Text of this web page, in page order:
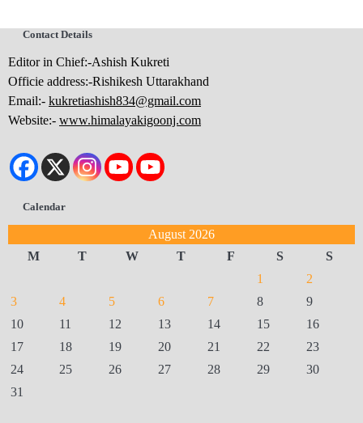
Contact Details
Editor in Chief:-Ashish Kukreti
Officie address:-Rishikesh Uttarakhand
Email:- kukretiashish834@gmail.com
Website:- www.himalayakigoonj.com
Calendar
August 2026
M
T W T F S
S
1
2
3
4 5 6 7 8
9
10
11 12 13 14 15
16
17
18 19 20 21 22
23
24
25 26 27 28 29
30
31